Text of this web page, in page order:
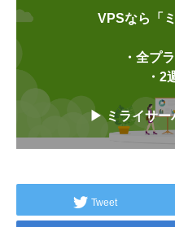
VPSなら「
・全プ
・2
▶ ミライサー
Tweet